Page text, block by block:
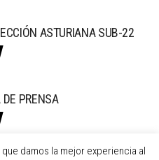
ASTURIANA SUB-22
DE PRENSA
damos la mejor experiencia al